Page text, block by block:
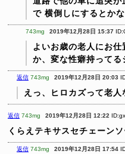
で 横倒しにするとか
743mg 2019年12月28日 15:37
よいお歳の老人にお
か、変な性癖持ってる
返信 743mg 2019年12月28日 20:03
えっ、ヒロカズって老
返信 743mg 2019年12月28日 12:22
くらえテキサスセチェーンソ
返信 743mg 2019年12月28日 17:54